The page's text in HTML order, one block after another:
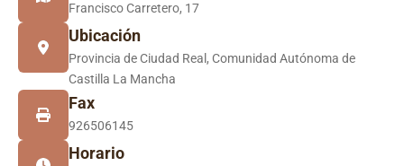
Francisco Carretero, 17
Ubicación
Provincia de Ciudad Real, Comunidad Autónoma de
Castilla La Mancha
Fax
926506145
Horario